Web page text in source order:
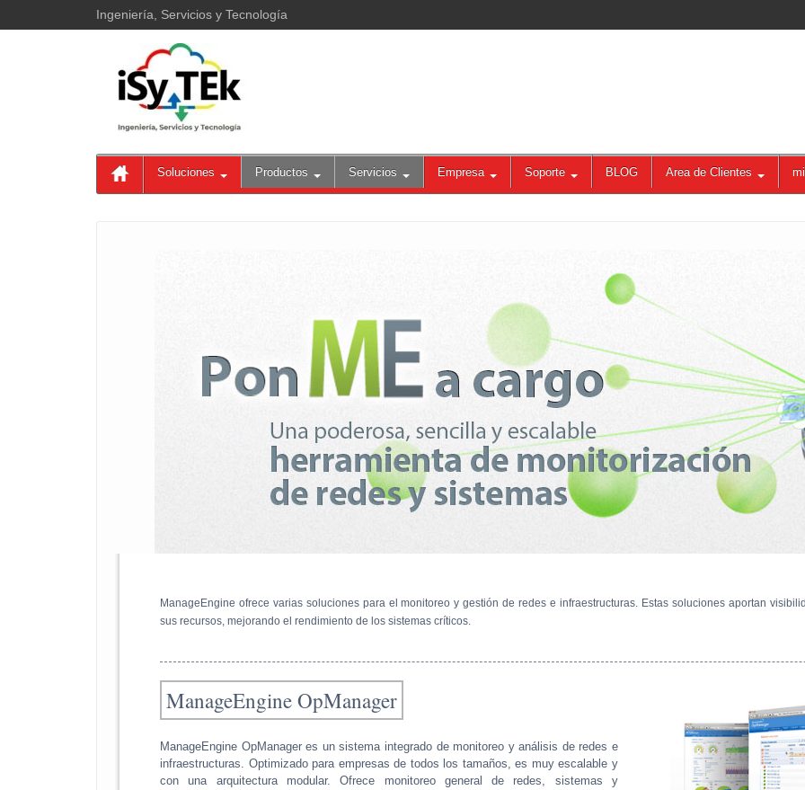
Ingeniería, Servicios y Tecnología
Soluciones Productos Servicios Empresa Soporte BLOG Area de Clientes
ManageEngine ofrece varias soluciones para el monitoreo y gestión de redes e infraestructuras. Estas soluciones aportan
sus recursos, mejorando el rendimiento de los sistemas críticos.
ManageEngine OpManager
ManageEngine OpManager es un sistema integrado de monitoreo y análisis de redes e
infraestructuras. Optimizado para empresas de todos los tamaños, es muy escalable y
con una arquitectura modular. Ofrece monitoreo general de redes, sistemas y